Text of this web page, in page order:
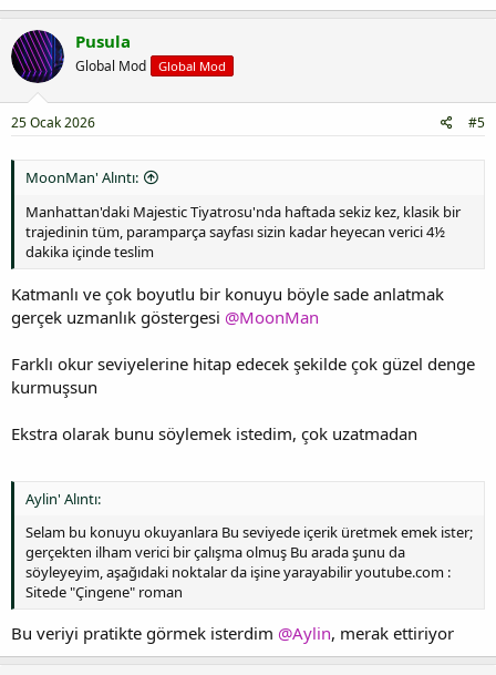
Pusula
Global Mod Global Mod
25 Ocak 2026 #5
MoonMan' Alıntı:
Manhattan'daki Majestic Tiyatrosu'nda haftada sekiz kez, klasik bir
trajedinin tüm, paramparça sayfası sizin kadar heyecan verici 4½
dakika içinde teslim
Katmanlı ve çok boyutlu bir konuyu böyle sade anlatmak
gerçek uzmanlık göstergesi @MoonMan
Farklı okur seviyelerine hitap edecek şekilde çok güzel denge
kurmuşsun
Ekstra olarak bunu söylemek istedim, çok uzatmadan
Aylin' Alıntı:
Selam bu konuyu okuyanlara Bu seviyede içerik üretmek emek ister;
gerçekten ilham verici bir çalışma olmuş Bu arada şunu da
söyleyeyim, aşağıdaki noktalar da işine yarayabilir youtube.com :
Sitede "Çingene" roman
Bu veriyi pratikte görmek isterdim @Aylin, merak ettiriyor